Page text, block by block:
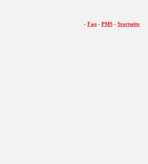
- Faq - PMS - Startseite